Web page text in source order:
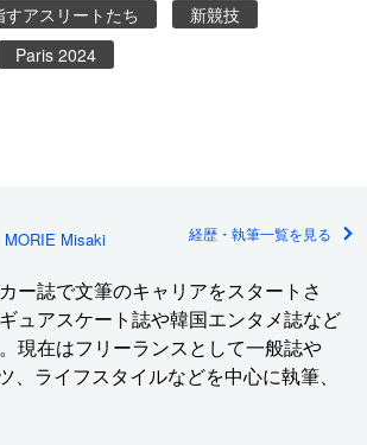
アスリートたち
新競技
Paris 2024
MORIE Misaki 経歴・執筆一覧を見る
ー誌で文筆のキャリアをスタートさ
ュアスケート誌や韓国エンタメ誌など
現在はフリーランスとして一般誌や
、ライフスタイルなどを中心に執筆、